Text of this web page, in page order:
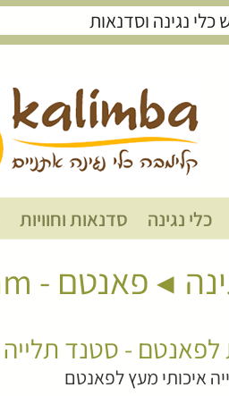
תוספת לפאנטם - סטנד תלייה
כלי נגינה סדנאות וחוויות
פאנטם - Pantam
- סטנד תלייה
איכותי מעץ לפאנטם